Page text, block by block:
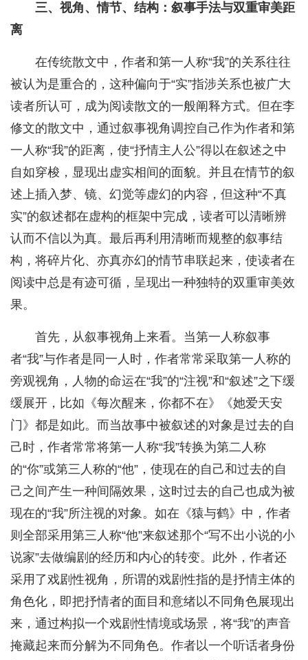
三、视角、情节、结构：叙事手法与双重审美距
离
在传统散文中，作者和第一人称“我”的关系往往
被认为是重合的，这种偏向于“实”指涉关系也被广大
读者所认可，成为阅读散文的一般阐释方式。但在李
修文的散文中，通过叙事视角调控自己作为作者和第
一人称“我”的距离，使“抒情主人公”得以在叙述之中
自如穿梭，显现出虚实相间的面貌。并且在情节的叙
述上插入梦、镜、幻觉等虚幻的内容，但这种“不真
实”的叙述都在虚构的框架中完成，读者可以清晰辨
认而不信以为真。最后再利用清晰而规整的叙事结
构，将碎片化、亦真亦幻的情节串联起来，使读者在
阅读中总是有迹可循，呈现出一种独特的双重审美效
果。
首先，从叙事视角上来看。当第一人称叙事
者“我”与作者是同一人时，作者常常采取第一人称的
旁观视角，人物的命运在“我”的“注视”和“叙述”之下缓
缓展开，比如《每次醒来，你都不在》《她爱天安
门》都是如此。而当故事中被叙述的对象是过去的自
己时，作者常常将第一人称“我”转换为第二人称
的“你”或第三人称的“他”，使现在的自己和过去的自
己之间产生一种间隔效果，这时过去的自己也成为被
现在的“我”所注视的对象。如在《猿与鹤》中，作者
则全部采用第三人称“他”来叙述那个“写不出小说的小
说家”去做编剧的经历和内心的转变。此外，作者还
采用了戏剧性视角，所谓的戏剧性指的是抒情主体的
角色化，即把抒情者的面目和意绪以不同角色展现出
来，通过构拟一个戏剧性情境或场景，将“我”的声音
掩藏起来而分解为不同角色。作者以一个听话者身份